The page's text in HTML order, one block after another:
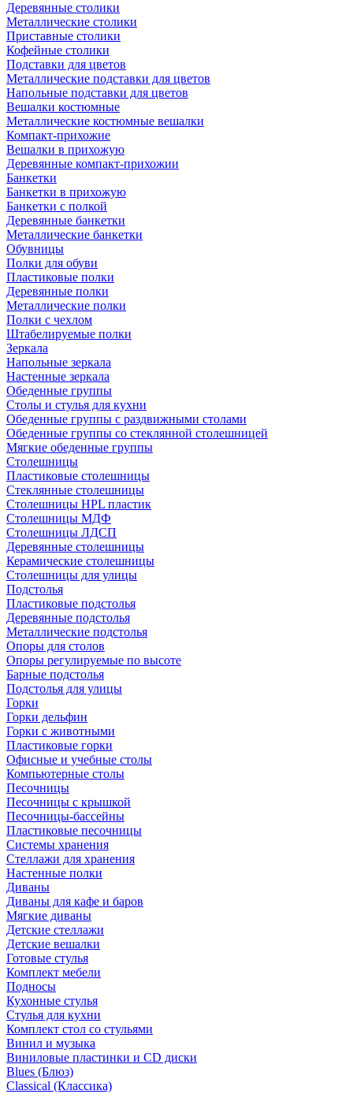
Деревянные столики
Металлические столики
Приставные столики
Кофейные столики
Подставки для цветов
Металлические подставки для цветов
Напольные подставки для цветов
Вешалки костюмные
Металлические костюмные вешалки
Компакт-прихожие
Вешалки в прихожую
Деревянные компакт-прихожии
Банкетки
Банкетки в прихожую
Банкетки с полкой
Деревянные банкетки
Металлические банкетки
Обувницы
Полки для обуви
Пластиковые полки
Деревянные полки
Металлические полки
Полки с чехлом
Штабелируемые полки
Зеркала
Напольные зеркала
Настенные зеркала
Обеденные группы
Столы и стулья для кухни
Обеденные группы с раздвижными столами
Обеденные группы со стеклянной столешницей
Мягкие обеденные группы
Столешницы
Пластиковые столешницы
Стеклянные столешницы
Столешницы HPL пластик
Столешницы МДФ
Столешницы ЛДСП
Деревянные столешницы
Керамические столешницы
Столешницы для улицы
Подстолья
Пластиковые подстолья
Деревянные подстолья
Металлические подстолья
Опоры для столов
Опоры регулируемые по высоте
Барные подстолья
Подстолья для улицы
Горки
Горки дельфин
Горки с животными
Пластиковые горки
Офисные и учебные столы
Компьютерные столы
Песочницы
Песочницы с крышкой
Песочницы-бассейны
Пластиковые песочницы
Системы хранения
Стеллажи для хранения
Настенные полки
Диваны
Диваны для кафе и баров
Мягкие диваны
Детские стеллажи
Детские вешалки
Готовые стулья
Комплект мебели
Подносы
Кухонные стулья
Стулья для кухни
Комплект стол со стульями
Винил и музыка
Виниловые пластинки и CD диски
Blues (Блюз)
Classical (Классика)